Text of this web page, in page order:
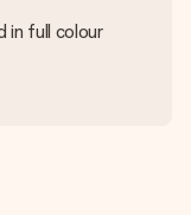
in full colour